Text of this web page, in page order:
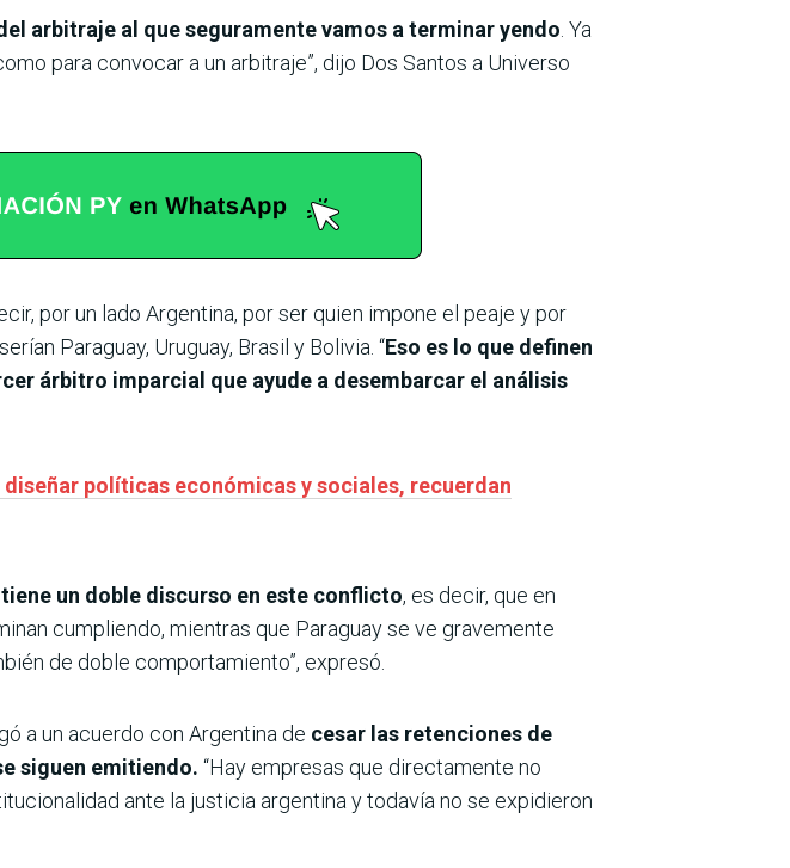
arbitraje al que seguramente vamos a terminar yendo . Ya
para convocar a un arbitraje”, dijo Dos Santos a Universo
por un lado Argentina, por ser quien impone el peaje y por
Paraguay, Uruguay, Brasil y Bolivia. “Eso es lo que definen
árbitro imparcial que ayude a desembarcar el análisis
políticas económicas y sociales, recuerdan
un doble discurso en este conflicto, es decir, que en
cumpliendo, mientras que Paraguay se ve gravemente
de doble comportamiento”, expresó.
a un acuerdo con Argentina de cesar las retenciones de
siguen emitiendo. “Hay empresas que directamente no
ante la justicia argentina y todavía no se expidieron